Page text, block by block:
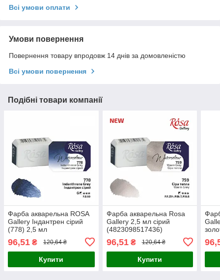
Всі умови оплати
Умови повернення
Повернення товару впродовж 14 днів за домовленістю
Всі умови повернення
Подібні товари компанії
Фарба акварельна ROSA
Gallery Індантрен сірий
(778) 2,5 мл
96,51 ₴ 120,64 ₴
Купити
Фарба акварельна Rosa
Gallery 2,5 мл сірий
(4823098517436)
96,51₴ 120,64 ₴
Купити